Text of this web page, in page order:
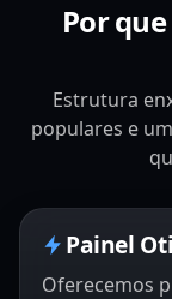
Por
Estrutura
populares e
Painel
Oferecemos